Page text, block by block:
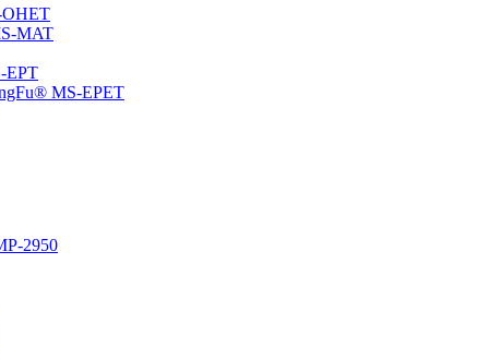
OHET
MAT
EPT
MS-EPET
2950